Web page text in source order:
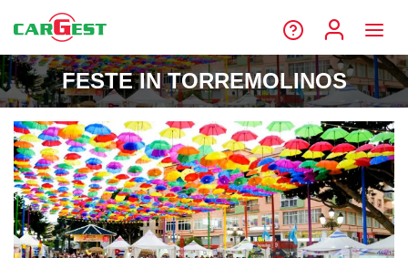
FESTE IN TORREMOLINOS